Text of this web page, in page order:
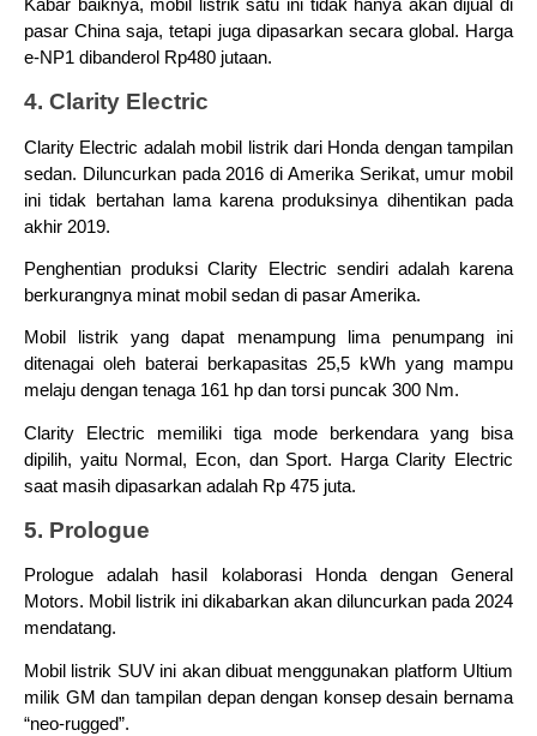
Kabar baiknya, mobil listrik satu ini tidak hanya akan dijual di
pasar China saja, tetapi juga dipasarkan secara global. Harga
e-NP1 dibanderol Rp480 jutaan.
4. Clarity Electric
Clarity Electric adalah mobil listrik dari Honda dengan tampilan
sedan. Diluncurkan pada 2016 di Amerika Serikat, umur mobil
ini tidak bertahan lama karena produksinya dihentikan pada
akhir 2019.
Penghentian produksi Clarity Electric sendiri adalah karena
berkurangnya minat mobil sedan di pasar Amerika.
Mobil listrik yang dapat menampung lima penumpang ini
ditenagai oleh baterai berkapasitas 25,5 kWh yang mampu
melaju dengan tenaga 161 hp dan torsi puncak 300 Nm.
Clarity Electric memiliki tiga mode berkendara yang bisa
dipilih, yaitu Normal, Econ, dan Sport. Harga Clarity Electric
saat masih dipasarkan adalah Rp 475 juta.
5. Prologue
Prologue adalah hasil kolaborasi Honda dengan General
Motors. Mobil listrik ini dikabarkan akan diluncurkan pada 2024
mendatang.
Mobil listrik SUV ini akan dibuat menggunakan platform Ultium
milik GM dan tampilan depan dengan konsep desain bernama
“neo-rugged”.